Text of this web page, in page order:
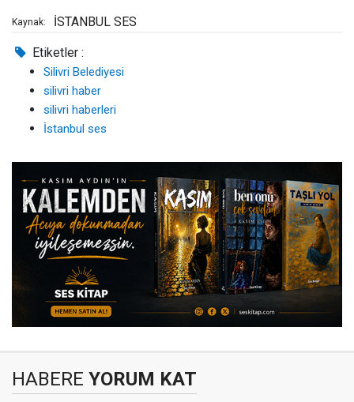
Kaynak: İSTANBUL SES
Etiketler :
Silivri Belediyesi
silivri haber
silivri haberleri
İstanbul ses
HABERE YORUM KAT